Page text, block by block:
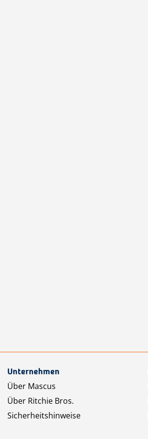
Unternehmen
Über Mascus
Über Ritchie Bros.
Sicherheitshinweise